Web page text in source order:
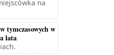
na
tymczasowych w
lata